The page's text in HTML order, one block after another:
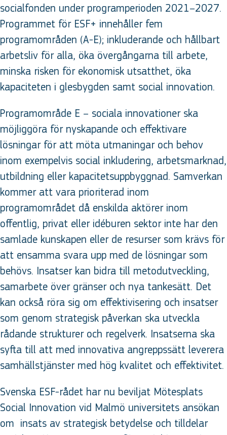
socialfonden under programperioden 2021–2027.
Programmet för ESF+ innehåller fem
programområden (A-E); inkluderande och hållbart
arbetsliv för alla, öka övergångarna till arbete,
minska risken för ekonomisk utsatthet, öka
kapaciteten i glesbygden samt social innovation.
Programområde E – sociala innovationer ska
möjliggöra för nyskapande och effektivare
lösningar för att möta utmaningar och behov
inom exempelvis social inkludering, arbetsmarknad,
utbildning eller kapacitetsuppbyggnad. Samverkan
kommer att vara prioriterad inom
programområdet då enskilda aktörer inom
offentlig, privat eller idéburen sektor inte har den
samlade kunskapen eller de resurser som krävs för
att ensamma svara upp med de lösningar som
behövs. Insatser kan bidra till metodutveckling,
samarbete över gränser och nya tankesätt. Det
kan också röra sig om effektivisering och insatser
som genom strategisk påverkan ska utveckla
rådande strukturer och regelverk. Insatserna ska
syfta till att med innovativa angreppssätt leverera
samhällstjänster med hög kvalitet och effektivitet.
Svenska ESF-rådet har nu beviljat Mötesplats
Social Innovation vid Malmö universitets ansökan
om insats av strategisk betydelse och tilldelar